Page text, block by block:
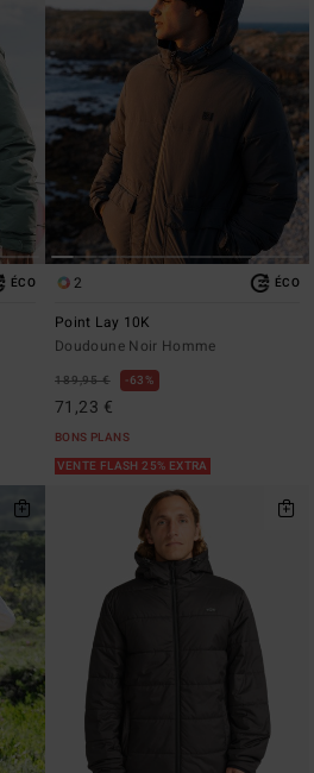
ÉCO 2 ÉCO
Point Lay 10K
Doudoune Noir Homme
189,95 € 63%
71,23 €
BONS PLANS
VENTE FLASH 25% EXTRA